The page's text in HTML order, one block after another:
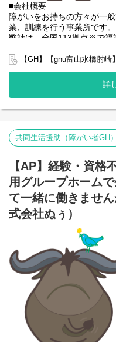
■会社概要
障がいをお持ちの方々が一
業、訓練を行う事業所です。
弊社は、全国113拠点※で福
グループ全体で培った豊富
スタッフが安心して長く働
弊社グループでは主に以下
【就労継続支援A型事業所】
般就労を目指すサービス。
【就労継続支援B型事業所】
般就労を目指す、または高
【共同生活援助（障がい者
⇒将来の自立した生活や就労
する力、 働く力などを身に
■業務内容
グループホームにて利用者
楽しくコミュニケーション
・朝食、夕食の準備(6食程
※お湯で温めたり、レンジ
・部屋の掃除
※利用者様のお部屋の掃除
なります。
・利用者様とのコミュニケー
※チェックシートに沿って
す。わからないことは社員
【GH】【gnu富山水橋肘崎
詳
共同生活援助（障がい者GH）
【AP】経験・資
用グループホーム
て一緒に働きませ
式会社ぬぅ）